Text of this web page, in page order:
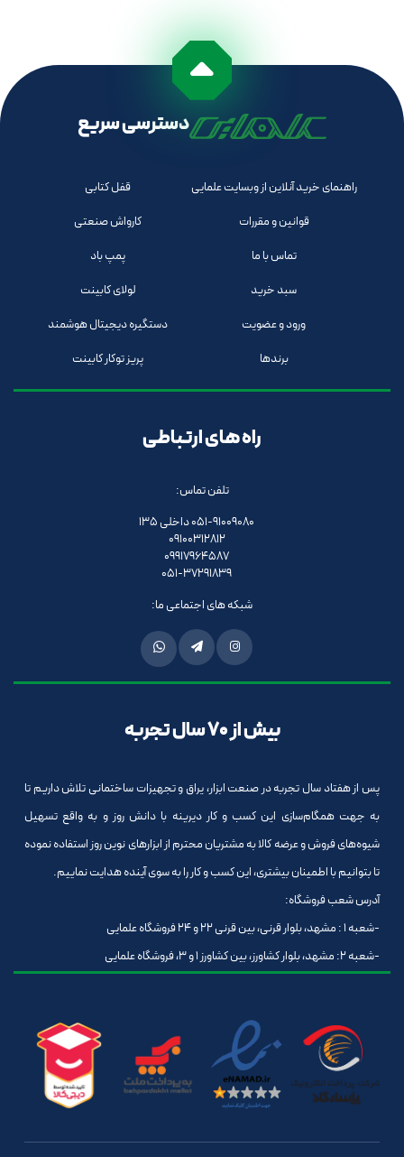
دسترسی سریع
راهنمای خرید آنلاین از وبسایت علمایی
قوانین و مقررات
تماس با ما
سبد خرید
ورود و عضویت
برندها
قفل کتابی
کارواش صنعتی
پمپ باد
لولای کابینت
دستگیره دیجیتال هوشمند
پریز توکار کابینت
راه های ارتباطی
تلفن تماس:
051-91009080 داخلی 135
09100312812
09917964587
051-37291839
شبکه های اجتماعی ما:
بیش از 70 سال تجربه
پس از هفتاد سال تجربه در صنعت ابزار، یراق و تجهیزات ساختمانی تلاش داریم تا
به جهت همگام‌سازی این کسب و کار دیرینه با دانش روز و به واقع تسهیل
شیوه‌های فروش و عرضه کالا به مشتریان محترم از ابزارهای نوین روز استفاده نموده
تا بتوانیم با اطمینان بیشتری، این کسب و کار را به سوی آینده هدایت نماییم.
آدرس شعب فروشگاه:
-شعبه 1 : مشهد، بلوار قرنی، بین قرنی 22 و 24 فروشگاه علمایی
-شعبه 2: مشهد، بلوار کشاورز، بین کشاورز 1 و 3، فروشگاه علمایی